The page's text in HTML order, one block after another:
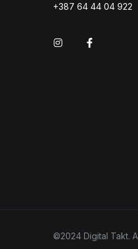
+387 64 44 04 922
Instagram
©2024 Digital Takt.